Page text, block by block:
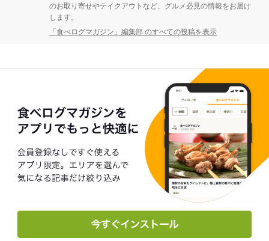
のお取り寄せやテイクアウトなど、グルメ必見の情報をお届け
します。
「食べログマガジン」編集部 のすべての投稿を表示